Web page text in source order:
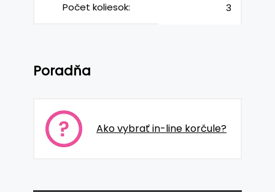
Počet koliesok: 3
Poradňa
Ako vybrať in-line korčule?